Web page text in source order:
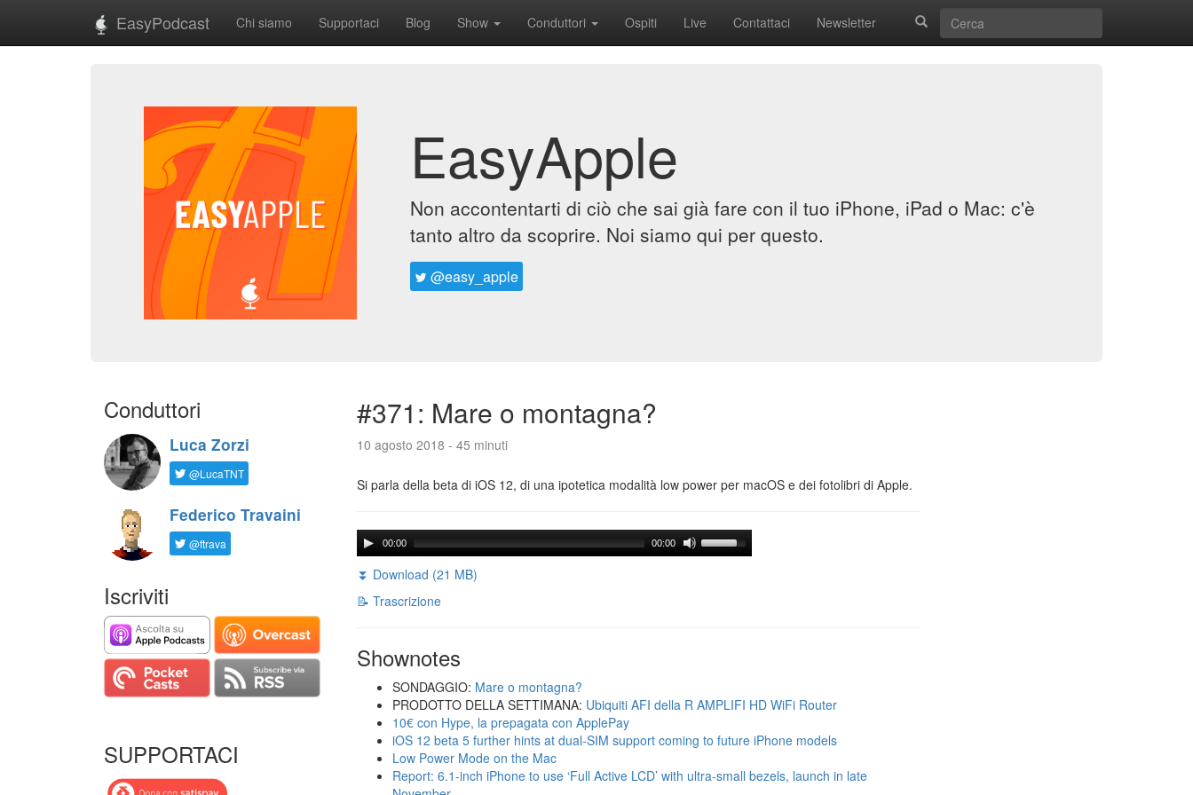
EasyPodcast Chi siamo Supportaci Blog Show Conduttori Ospiti Live Contattaci Newsletter
EasyApple
Non accontentarti di ciò che sai già fare con il tuo iPhone, iPad o Mac: c'è
tanto altro da scoprire. Noi siamo qui per questo.
@easy_apple
Conduttori
Luca Zorzi
@LucaTNT
Federico Travaini
@ftrava
Iscriviti
SUPPORTACI
#371: Mare o montagna?
10 agosto 2018 - 45 minuti
Si parla della beta di iOS 12, di una ipotetica modalità low power per macOS e dei fotolibri di Apple.
00:00 00:00
⏬ Download (21 MB)
📝 Trascrizione
Shownotes
SONDAGGIO: Mare o montagna?
PRODOTTO DELLA SETTIMANA: Ubiquiti AFI della R AMPLIFI HD WiFi Router
10€ con Hype, la prepagata con ApplePay
iOS 12 beta 5 further hints at dual-SIM support coming to future iPhone models
Low Power Mode on the Mac
Report: 6.1-inch iPhone to use ‘Full Active LCD’ with ultra-small bezels, launch in late